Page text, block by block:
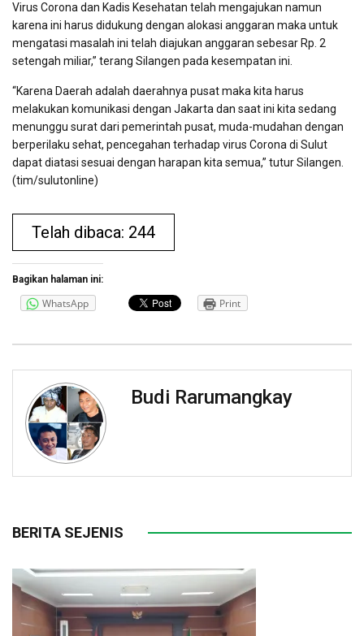
Virus Corona dan Kadis Kesehatan telah mengajukan namun
karena ini harus didukung dengan alokasi anggaran maka untuk
mengatasi masalah ini telah diajukan anggaran sebesar Rp. 2
setengah miliar,” terang Silangen pada kesempatan ini.
“Karena Daerah adalah daerahnya pusat maka kita harus
melakukan komunikasi dengan Jakarta dan saat ini kita sedang
menunggu surat dari pemerintah pusat, muda-mudahan dengan
berperilaku sehat, pencegahan terhadap virus Corona di Sulut
dapat diatasi sesuai dengan harapan kita semua,” tutur Silangen.
(tim/sulutonline)
Telah dibaca: 244
Bagikan halaman ini:
WhatsApp Print
Budi Rarumangkay
BERITA SEJENIS